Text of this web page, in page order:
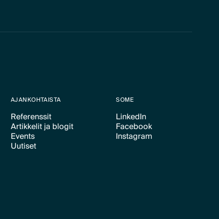
AJANKOHTAISTA
Referenssit
Text Link
Artikkelit ja blogit
Text Link
Events
Text Link
Uutiset
SOME
LinkedIn
Text Link
Facebook
Text Link
Instagram